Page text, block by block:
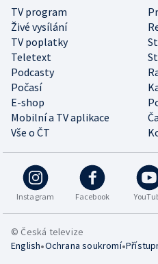
TV program
Živé vysílání
TV poplatky
Teletext
Podcasty
Počasí
E-shop
Mobilní a TV aplikace
Vše o ČT
Instagram Facebook
© Česká televize
English•Ochrana soukromí•